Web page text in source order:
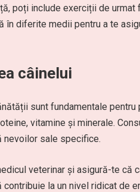
poți include exerciții de
în diferite medii pentru a te
câinelui
sunt fundamentale
vitamine și minerale.
nevoilor sale specifice.
veterinar și asigură-te că
la un nivel ridicat de